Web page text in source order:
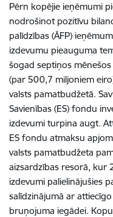
Pērn kopējie ieņēmumi
nodrošinot pozitīvu
palīdzības (ĀFP)
izdevumu pieauguma
šogad septiņos
(par 500,7 miljoniem
valsts pamatbudžetā.
Savienības (ES) fondu
izdevumi turpina augt.
ES fondu atmaksu
valsts pamatbudžeta
aizsardzības resorā, kur
izdevumi palielinājušies
salīdzinājumā ar
bruņojuma iegādei.